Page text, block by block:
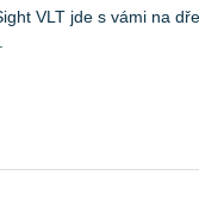
VLT jde s vámi na